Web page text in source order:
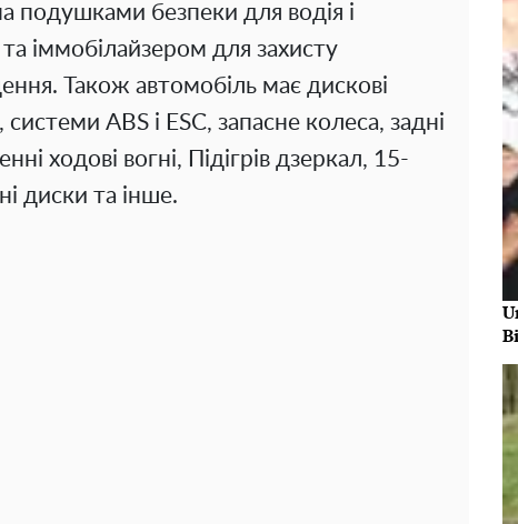
подушками безпеки для водія і
іммобілайзером для захисту
Також автомобіль має дискові
ABS і ESC, запасне колеса, задні
ходові вогні, Підігрів дзеркал, 15-
диски та інше.